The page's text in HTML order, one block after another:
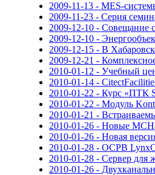
2009-11-13 - MES-
2009-11-23 - Серия
2009-12-10 - Совещание
2009-12-10 -
2009-12-15 - В
2009-12-21 -
2010-01-12 - Учебный
2010-01-14 -
2010-01-22 - Курс «ПТК
2010-01-22 - Модуль
2010-01-21 -
2010-01-26 - Новые
2010-01-26 - Новая
2010-01-28 - ОСРВ
2010-01-28 - Сервер для
2010-01-26 -